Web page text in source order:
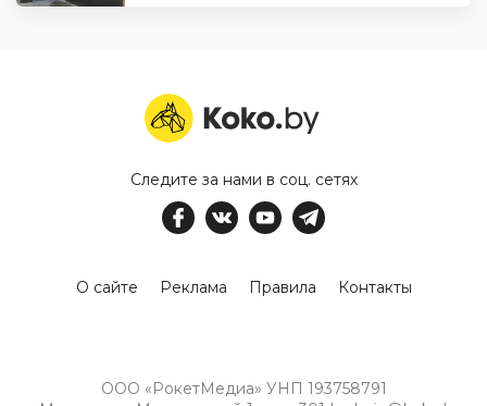
Следите за нами в соц. сетях
О сайте Реклама Правила Контакты
ООО «РокетМедиа» УНП 193758791